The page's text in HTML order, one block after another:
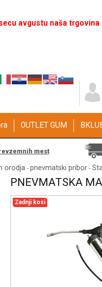
avgustu naša
OUTLET GUM
mest
orodja - pnevmatski pribor -
PNEVMATSKA
Zadnji kosi